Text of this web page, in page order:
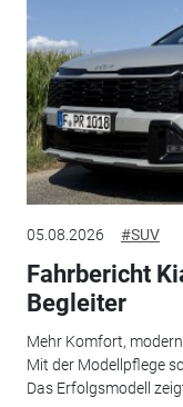
05.08.2026 #SUV
Fahrbericht
Begleiter
Mehr Komfort,
Mit der Modellpflege
Das Erfolgsmodell